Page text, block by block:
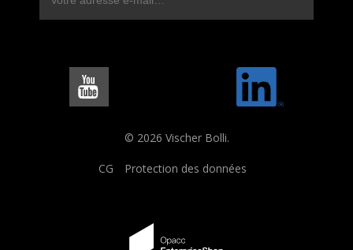
© 2026 Vischer Bolli.
CG Protection des données